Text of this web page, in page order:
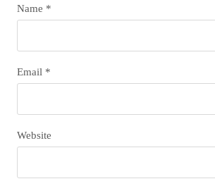
Name *
Email *
Website